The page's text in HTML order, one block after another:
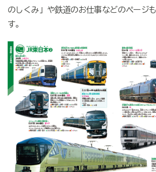
のしくみ」や鉄道のお仕事などのページ
す。